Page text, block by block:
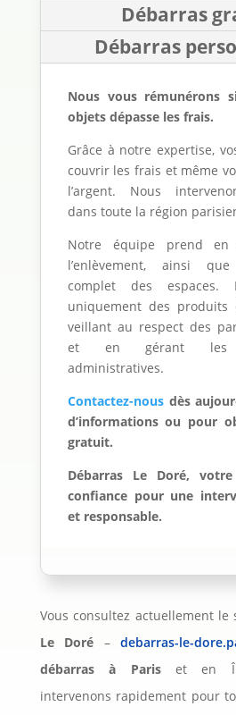
Débarras
Débarras
Nous vous rémunérons
objets dépasse les frais.
Grâce à notre expertise,
couvrir les frais et même
l’argent. Nous
dans toute la région
Notre équipe prend
l’enlèvement, ainsi
complet des espaces.
uniquement des produits
veillant au respect des
et en gérant les
administratives.
Contactez-nousdès
d’informations ou pour
gratuit.
Débarras Le Doré,
confiance pour une
et responsable.
Vous consultez actuellement le
Le Doré –debarras-le-
débarras à Pariset en Île-
intervenons rapidement pour